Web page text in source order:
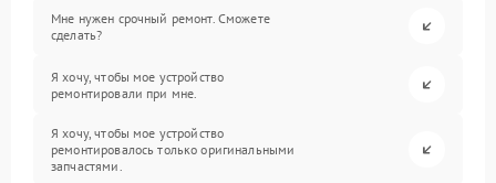
Мне нужен срочный ремонт. Сможете
сделать?
Я хочу, чтобы мое устройство
ремонтировали при мне.
Я хочу, чтобы мое устройство
ремонтировалось только оригинальными
запчастями.